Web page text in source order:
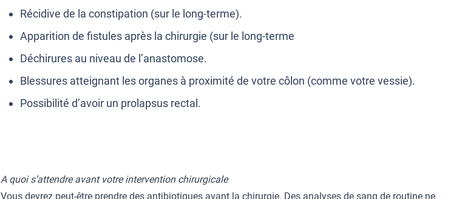
Récidive de la constipation (sur le long-terme).
Apparition de fistules après la chirurgie (sur le long-terme
Déchirures au niveau de l’anastomose.
Blessures atteignant les organes à proximité de votre côlon (comme votre vessie).
Possibilité d’avoir un prolapsus rectal.
A quoi s’attendre avant votre intervention chirurgicale
Vous devrez peut-être prendre des antibiotiques avant la chirurgie. Des analyses de sang de routine ne